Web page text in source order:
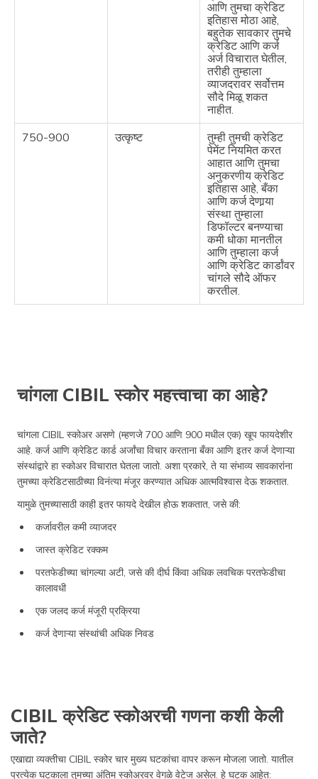
आणि तुमचा क्रेडिट
इतिहास मोठा आहे,
बहुतेक सावकार तुमचे
क्रेडिट आणि कर्ज
अर्ज विचारात घेतील,
तरीही तुम्हाला
व्याजदरावर सर्वोत्तम
सौदे मिळू शकत
नाहीत.
750-900
उत्कृष्ट
तुम्ही तुमची क्रेडिट
पेमेंट नियमित करत
आहात आणि तुमचा
अनुकरणीय क्रेडिट
इतिहास आहे, बँका
आणि कर्ज देणार्‍या
संस्था तुम्हाला
डिफॉल्टर बनण्याचा
कमी धोका मानतील
आणि तुम्हाला कर्ज
आणि क्रेडिट कार्डांवर
चांगले सौदे ऑफर
करतील.
चांगला CIBIL स्कोर महत्त्वाचा का आहे?
चांगला CIBIL स्कोअर असणे (म्हणजे 700 आणि 900 मधील एक) खूप फायदेशीर
आहे. कर्ज आणि क्रेडिट कार्ड अर्जांचा विचार करताना बँका आणि इतर कर्ज देणाऱ्या
संस्थांद्वारे हा स्कोअर विचारात घेतला जातो. अशा प्रकारे, ते या संभाव्य सावकारांना
तुमच्या क्रेडिटसाठीच्या विनंत्या मंजूर करण्यात अधिक आत्मविश्वास देऊ शकतात.
यामुळे तुमच्यासाठी काही इतर फायदे देखील होऊ शकतात, जसे की:
कर्जावरील कमी व्याजदर
जास्त क्रेडिट रक्कम
परतफेडीच्या चांगल्या अटी, जसे की दीर्घ किंवा अधिक लवचिक परतफेडीचा
कालावधी
एक जलद कर्ज मंजूरी प्रक्रिया
कर्ज देणाऱ्या संस्थांची अधिक निवड
CIBIL क्रेडिट स्कोअरची गणना कशी केली
जाते?
एखाद्या व्यक्तीचा CIBIL स्कोर चार मुख्य घटकांचा वापर करून मोजला जातो. यातील
प्रत्येक घटकाला तुमच्या अंतिम स्कोअरवर वेगळे वेटेज असेल. हे घटक आहेत: